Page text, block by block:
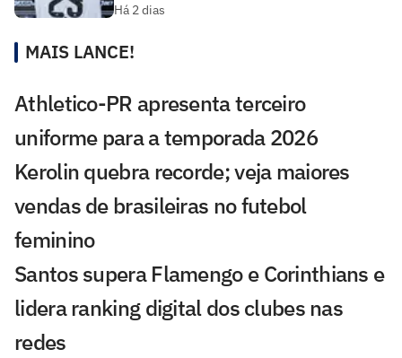
Há 2 dias
MAIS LANCE!
Athletico-PR apresenta terceiro
uniforme para a temporada 2026
Kerolin quebra recorde; veja maiores
vendas de brasileiras no futebol
feminino
Santos supera Flamengo e Corinthians e
lidera ranking digital dos clubes nas
redes